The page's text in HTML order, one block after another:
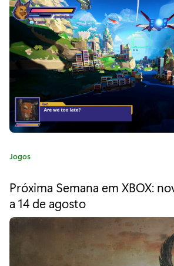
r
t
C
e
g
o
Jogos
Próxima Semana em XBOX:
a 14 de agosto